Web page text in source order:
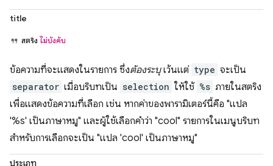
title
สตริง ไม่บังคับ
ข้อความที่จะแสดงในรายการ ซึ่งต้องระบุเว้นแต่ type จะเป็น
separator เมื่อบริบทเป็น selection ให้ใช้ %s ภายในสตริง
เพื่อแสดงข้อความที่เลือก เช่น หากค่าของพารามิเตอร์นี้คือ "แปล
'%s' เป็นภาษาหมู" และผู้ใช้เลือกคำว่า "cool" รายการในเมนูบริบท
สำหรับการเลือกจะเป็น "แปล 'cool' เป็นภาษาหมู"
ประเภท